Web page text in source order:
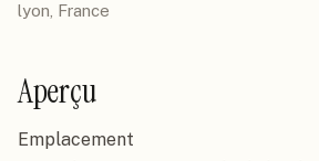
lyon, France
Aperçu
Emplacement